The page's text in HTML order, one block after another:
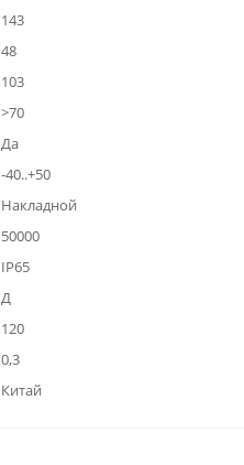
143
48
103
>70
Да
-40..+50
Накладной
50000
IP65
Д
120
0,3
Китай